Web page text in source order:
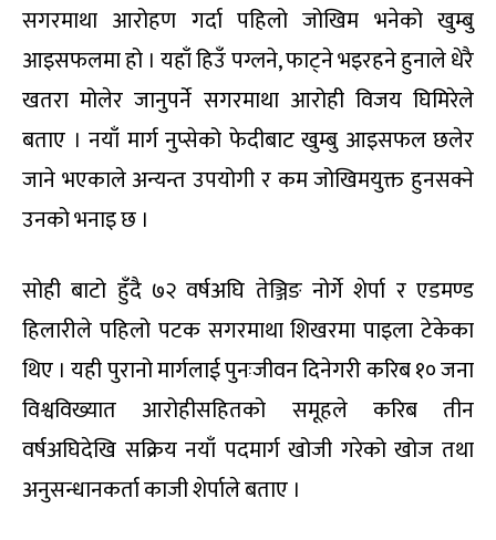
सगरमाथा आरोहण गर्दा पहिलो जोखिम भनेको खुम्बु
आइसफलमा हो । यहाँ हिउँ पग्लने, फाट्ने भइरहने हुनाले धेरै
खतरा मोलेर जानुपर्ने सगरमाथा आरोही विजय घिमिरेले
बताए । नयाँ मार्ग नुप्सेको फेदीबाट खुम्बु आइसफल छलेर
जाने भएकाले अन्यन्त उपयोगी र कम जोखिमयुक्त हुनसक्ने
उनको भनाइ छ ।
सोही बाटो हुँदै ७२ वर्षअघि तेञ्जिङ नोर्गे शेर्पा र एडमण्ड
हिलारीले पहिलो पटक सगरमाथा शिखरमा पाइला टेकेका
थिए । यही पुरानो मार्गलाई पुनःजीवन दिनेगरी करिब १० जना
विश्वविख्यात आरोहीसहितको समूहले करिब तीन
वर्षअघिदेखि सक्रिय नयाँ पदमार्ग खोजी गरेको खोज तथा
अनुसन्धानकर्ता काजी शेर्पाले बताए ।